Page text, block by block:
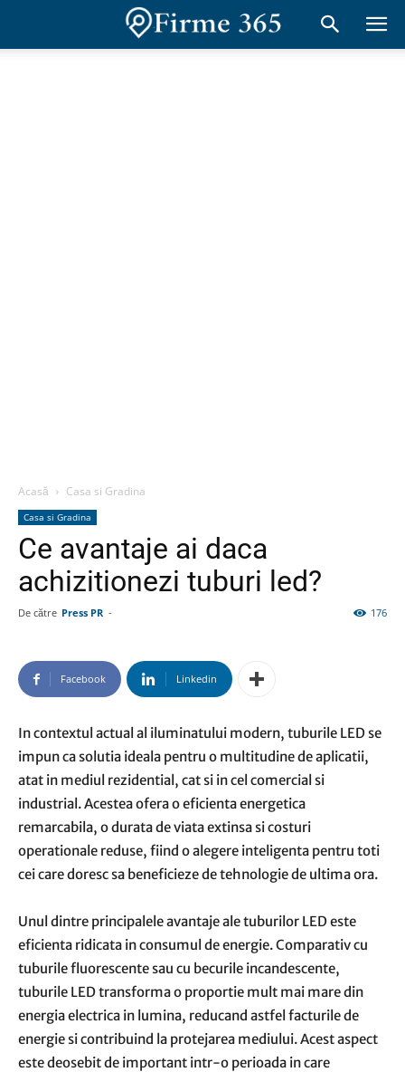
Acasă Casa si Gradina
Casa si Gradina
Ce avantaje ai daca
achizitionezi tuburi led?
De către Press PR - 176
Facebook Linkedin
In contextul actual al iluminatului modern, tuburile LED se
impun ca solutia ideala pentru o multitudine de aplicatii,
atat in mediul rezidential, cat si in cel comercial si
industrial. Acestea ofera o eficienta energetica
remarcabila, o durata de viata extinsa si costuri
operationale reduse, fiind o alegere inteligenta pentru toti
cei care doresc sa beneficieze de tehnologie de ultima ora.
Unul dintre principalele avantaje ale tuburilor LED este
eficienta ridicata in consumul de energie. Comparativ cu
tuburile fluorescente sau cu becurile incandescente,
tuburile LED transforma o proportie mult mai mare din
energia electrica in lumina, reducand astfel facturile de
energie si contribuind la protejarea mediului. Acest aspect
este deosebit de important intr-o perioada in care